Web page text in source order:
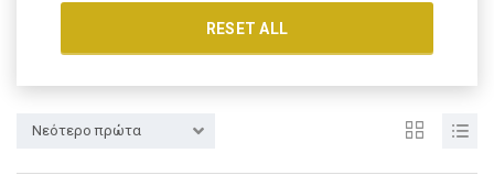
RESET ALL
Νεότερο πρώτα